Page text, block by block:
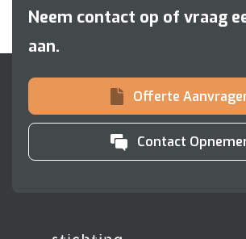
Neem contact op of vraag
aan.
Offerte
Contact